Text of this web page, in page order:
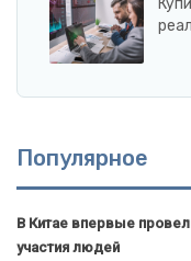
Популярное
В Китае впервые
участия людей